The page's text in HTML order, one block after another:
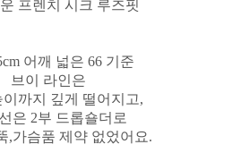
프렌치 시크 루즈핏
어깨 넓은 66 기준
브이 라인은
이까지 깊게 떨어지고,
은 2부 드롭숄더로
,가슴품 제약 없었어요.